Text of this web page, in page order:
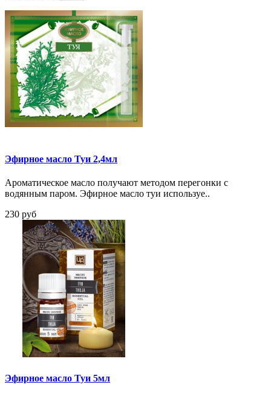
Эфирное масло Туи 2,4мл
Ароматическое масло получают методом перегонки с
водянным паром. Эфирное масло туи используе..
230 руб
Эфирное масло Туи 5мл